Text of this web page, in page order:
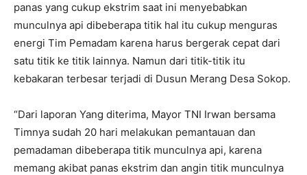
panas yang cukup ekstrim saat ini menyebabkan
munculnya api dibeberapa titik hal itu cukup menguras
energi Tim Pemadam karena harus bergerak cepat dari
satu titik ke titik lainnya. Namun dari titik-titik itu
kebakaran terbesar terjadi di Dusun Merang Desa Sokop.
“Dari laporan Yang diterima, Mayor TNI Irwan bersama
Timnya sudah 20 hari melakukan pemantauan dan
pemadaman dibeberapa titik munculnya api, karena
memang akibat panas ekstrim dan angin titik munculnya